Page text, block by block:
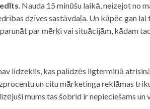
. Nauda 15 minūšu laikā, neizejot no
dzīves sastāvdaļa. Un kāpēc gan
par mērķi vai situācijām, kādam
līdzeklis, kas palīdzēs ilgtermiņā
un citu mārketinga reklāmas
mums tas šobrīd ir nepieciešams